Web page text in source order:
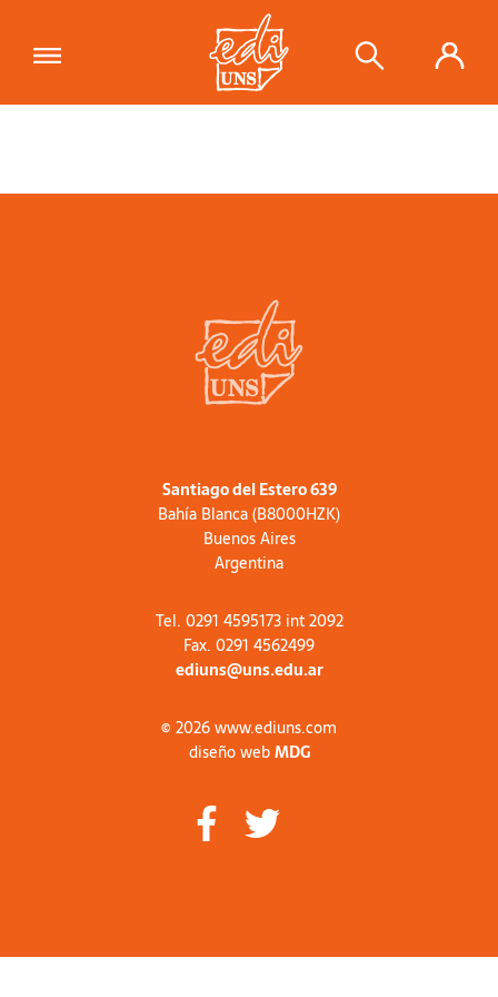
Santiago del Estero 639
Bahía Blanca (B8000HZK)
Buenos Aires
Argentina
Tel. 0291 4595173 int 2092
Fax. 0291 4562499
ediuns@uns.edu.ar
© 2026 www.ediuns.com
diseño webMDG